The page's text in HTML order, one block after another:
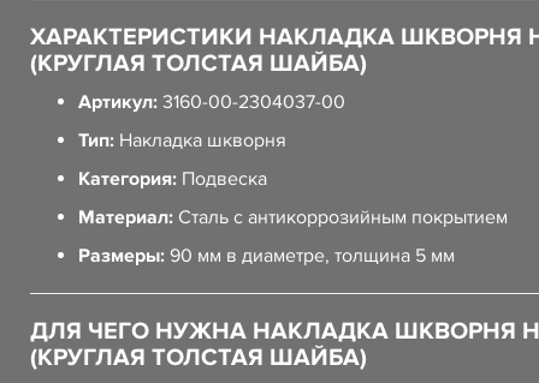
ХАРАКТЕРИСТИКИ НАКЛАДКА ШКВОРНЯ
(КРУГЛАЯ ТОЛСТАЯ ШАЙБА)
Артикул: 3160-00-2304037-00
Тип: Накладка шкворня
Категория: Подвеска
Материал: Сталь с антикоррозийным покрытием
Размеры: 90 мм в диаметре, толщина 5 мм
ДЛЯ ЧЕГО НУЖНА НАКЛАДКА ШКВОРНЯ
(КРУГЛАЯ ТОЛСТАЯ ШАЙБА)